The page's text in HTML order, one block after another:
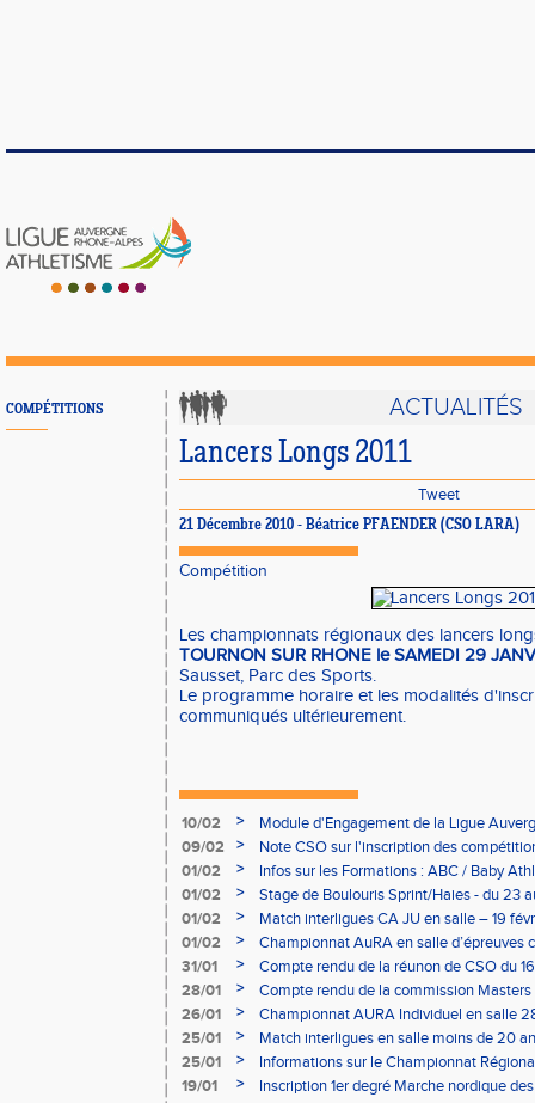
COMPÉTITIONS ACTUALITÉS
Lancers Longs 2011
Tweet
21 Décembre 2010 - Béatrice PFAENDER (CSO LARA)
Compétition
Les championnats régionaux des lancers
TOURNON SUR RHONE le SAMEDI 29
Sausset, Parc des Sports.
Le programme horaire et les modalités
communiqués ultérieurement.
10/02 >
Module d'Engagement de la Ligue
09/02
>
Note CSO sur l'inscription des
01/02
>
Infos sur les Formations : ABC / Baby
01/02
>
Stage de Boulouris Sprint/Haies - du 23
01/02
>
Match interligues CA JU en salle – 19
01/02
>
Championnat AuRA en salle d’épreuves
- le 12 février
31/01 >
Compte rendu de la réunon de CSO du
28/01
>
Compte rendu de la commission
à Bourgoin
26/01 >
Championnat AURA Individuel en salle
25/01
>
Match interligues en salle moins de 20
25/01
>
Informations sur le Championnat
05/02
19/01 >
Inscription 1er degré Marche nordique